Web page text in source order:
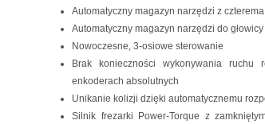
Automatyczny magazyn narzędzi z
Automatyczny magazyn narzędzi do
Nowoczesne, 3-osiowe sterowanie
Brak konieczności wykonywania ruchu
enkoderach absolutnych
Unikanie kolizji dzięki automatycznemu
Silnik frezarki Power-Torque z